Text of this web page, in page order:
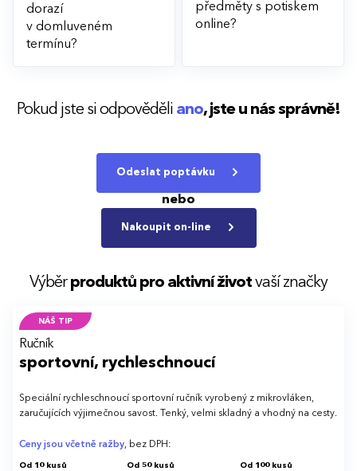
dorazí
v domluveném
termínu?
předměty s potiskem
online?
Pokud jste si odpověděli ano, jste u nás správně!
Odeslat poptávku
nebo
Nakoupit on-line
Výběr produktů pro aktivní život vaší značky
NÁŠ TIP
Ručník
sportovní, rychleschnoucí
Speciální rychleschnoucí sportovní ručník vyrobený z mikrovláken,
zaručujících výjimečnou savost. Tenký, velmi skladný a vhodný na cesty.
Ceny jsou včetně ražby, bez DPH:
Od 10 kusů Od 50 kusů Od 100 kusů